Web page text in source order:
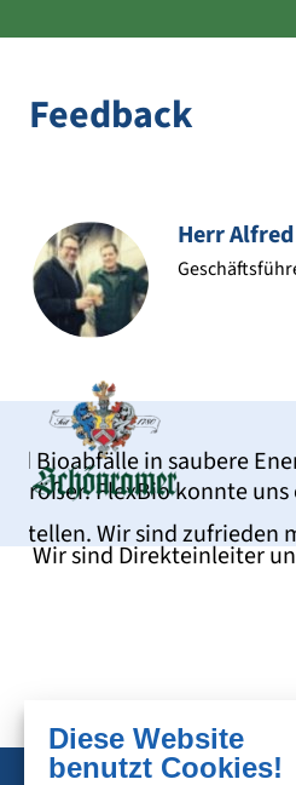
Feedback
Wir sind
Bioabfälle in saubere
FlexBio konnte
Herr
Wir sind Direkteinleiter
Diese Website
benutzt Cookies!